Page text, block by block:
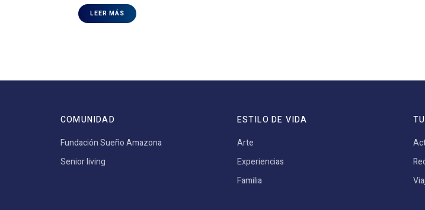
LEER MÁS
COMUNIDAD
Fundación Sueño Amazona
Senior living
ESTILO DE VIDA
Arte
Experiencias
Familia